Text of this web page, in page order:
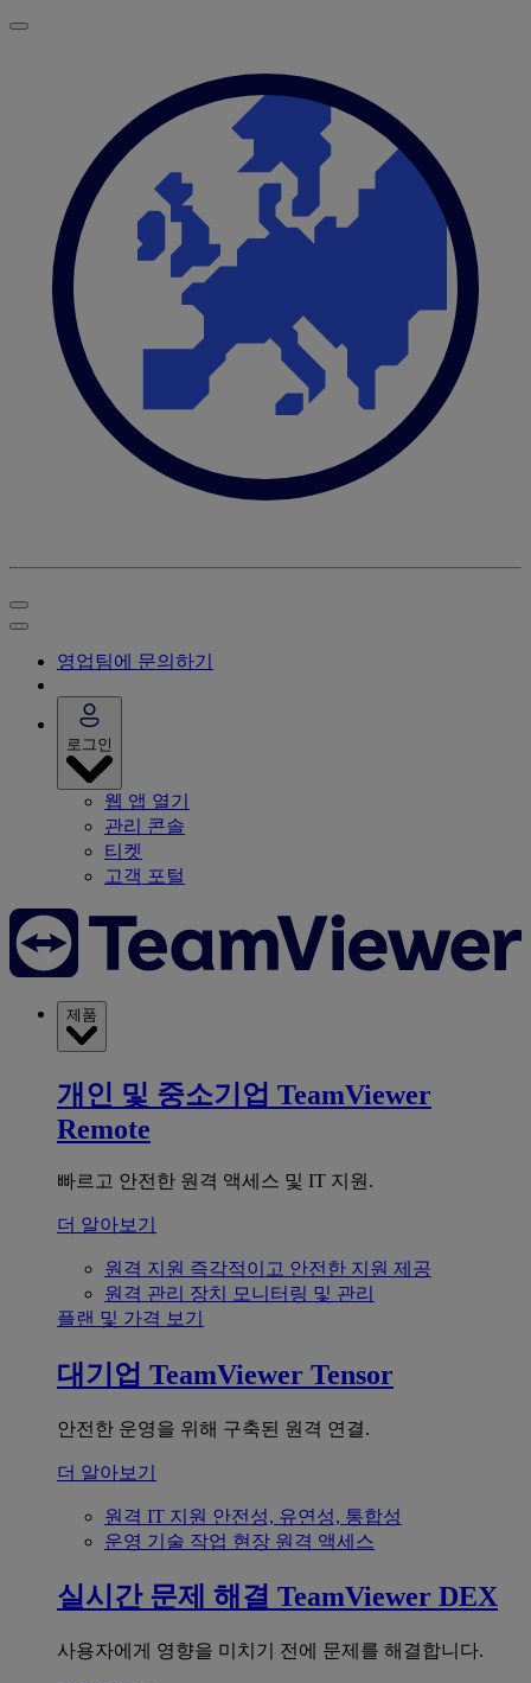
영업팀에 문의하기
로그인
웹 앱 열기
관리 콘솔
티켓
고객 포털
제품
개인 및 중소기업 TeamViewer
Remote
빠르고 안전한 원격 액세스 및 IT 지원.
더 알아보기
원격 지원 즉각적이고 안전한 지원 제공
원격 관리 장치 모니터링 및 관리
플랜 및 가격 보기
대기업 TeamViewer Tensor
안전한 운영을 위해 구축된 원격 연결.
더 알아보기
원격 IT 지원 안전성, 유연성, 통합성
운영 기술 작업 현장 원격 액세스
실시간 문제 해결 TeamViewer DEX
사용자에게 영향을 미치기 전에 문제를 해결합니다.